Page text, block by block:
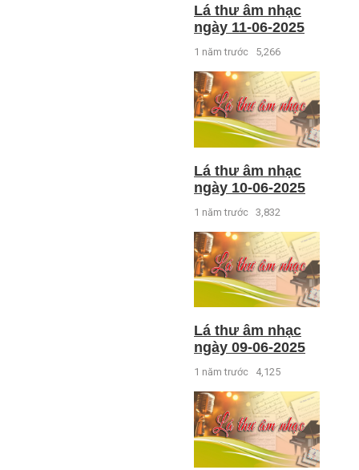
Lá thư âm nhạc
ngày 11-06-2025
1 năm trước 5,266
Lá thư âm nhạc
ngày 10-06-2025
1 năm trước 3,832
Lá thư âm nhạc
ngày 09-06-2025
1 năm trước 4,125